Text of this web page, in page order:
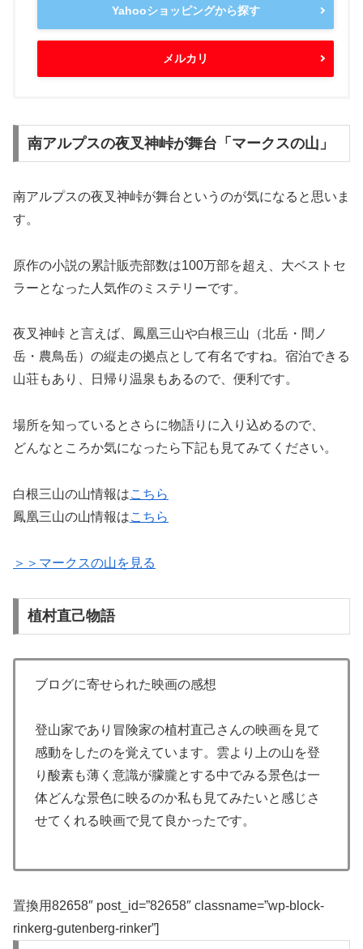
Yahooショッピングから探す
メルカリ
南アルプスの夜叉神峠が舞台「マークスの山」
南アルプスの夜叉神峠が舞台というのが気になると思いま
す。
原作の小説の累計販売部数は100万部を超え、大ベストセ
ラーとなった人気作のミステリーです。
夜叉神峠 と言えば、鳳凰三山や白根三山（北岳・間ノ
岳・農鳥岳）の縦走の拠点として有名ですね。宿泊できる
山荘もあり、日帰り温泉もあるので、便利です。
場所を知っているとさらに物語りに入り込めるので、
どんなところか気になったら下記も見てみてください。
白根三山の山情報はこちら
鳳凰三山の山情報はこちら
＞＞マークスの山を見る
植村直己物語
ブログに寄せられた映画の感想
登山家であり冒険家の植村直己さんの映画を見て
感動をしたのを覚えています。雲より上の山を登
り酸素も薄く意識が朦朧とする中でみる景色は一
体どんな景色に映るのか私も見てみたいと感じさ
せてくれる映画で見て良かったです。
置換用82658″ post_id=”82658″ classname=”wp-block-
rinkerg-gutenberg-rinker”]